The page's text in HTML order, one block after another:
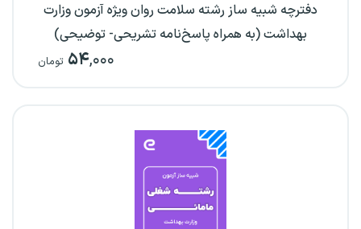
دفترچه شبیه ساز رشته سلامت روان ویژه آزمون وزارت
بهداشت (به همراه پاسخ‌نامه تشریحی- توضیحی)
۵۴,۰۰۰ تومان